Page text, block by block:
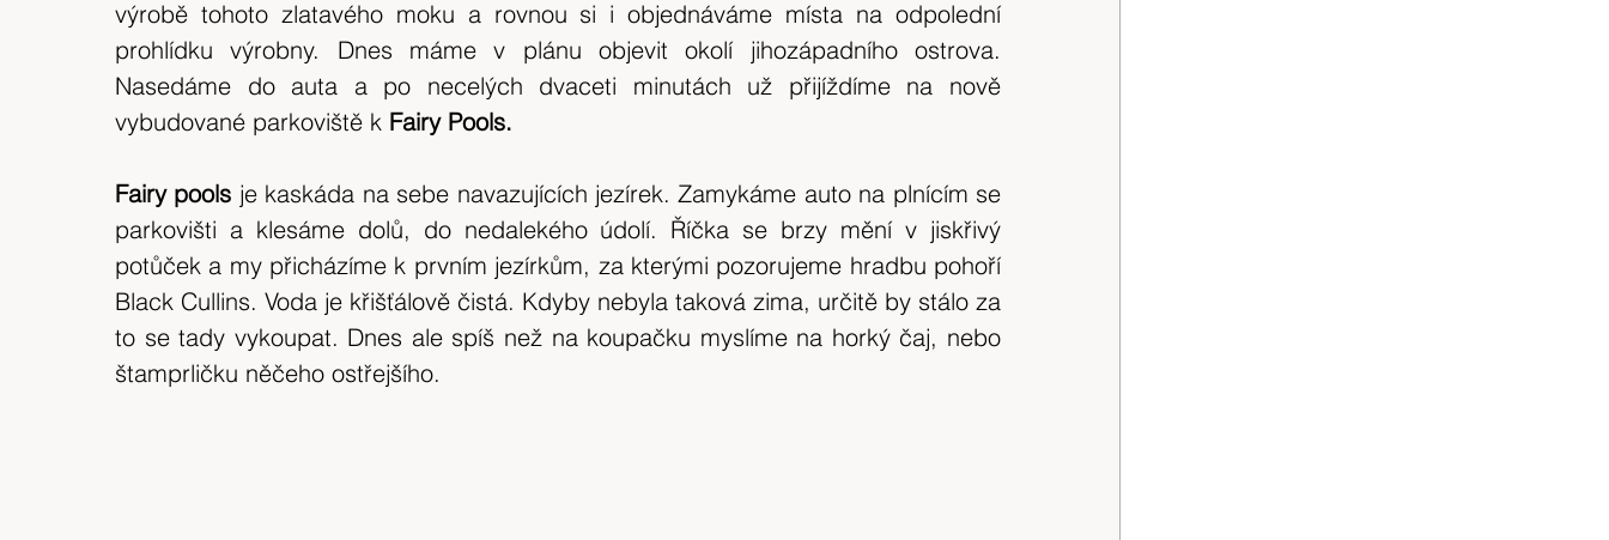
výrobě tohoto zlatavého moku a rovnou si i objednáváme místa na odpolední
prohlídku výrobny. Dnes máme v plánu objevit okolí jihozápadního ostrova.
Nasedáme do auta a po necelých dvaceti minutách už přijíždíme na nově
vybudované parkoviště k Fairy Pools.
Fairy pools je kaskáda na sebe navazujících jezírek. Zamykáme auto na plnícím se
parkovišti a klesáme dolů, do nedalekého údolí. Říčka se brzy mění v jiskřivý
potůček a my přicházíme k prvním jezírkům, za kterými pozorujeme hradbu pohoří
Black Cullins. Voda je křišťálově čistá. Kdyby nebyla taková zima, určitě by stálo za
to se tady vykoupat. Dnes ale spíš než na koupačku myslíme na horký čaj, nebo
štamprličku něčeho ostřejšího.